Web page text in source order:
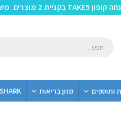
ותוספים מזון בריאות